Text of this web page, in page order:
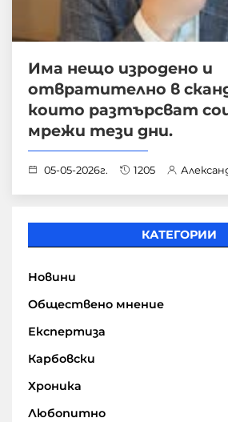
Има нещо изродено и
отвратително в
които разтърсват
мрежи тези дни.
05-05-2026г. 1205
КАТЕГОРИИ
Новини
Обществено мнение
Експертиза
Карбовски
Хроника
Любопитно